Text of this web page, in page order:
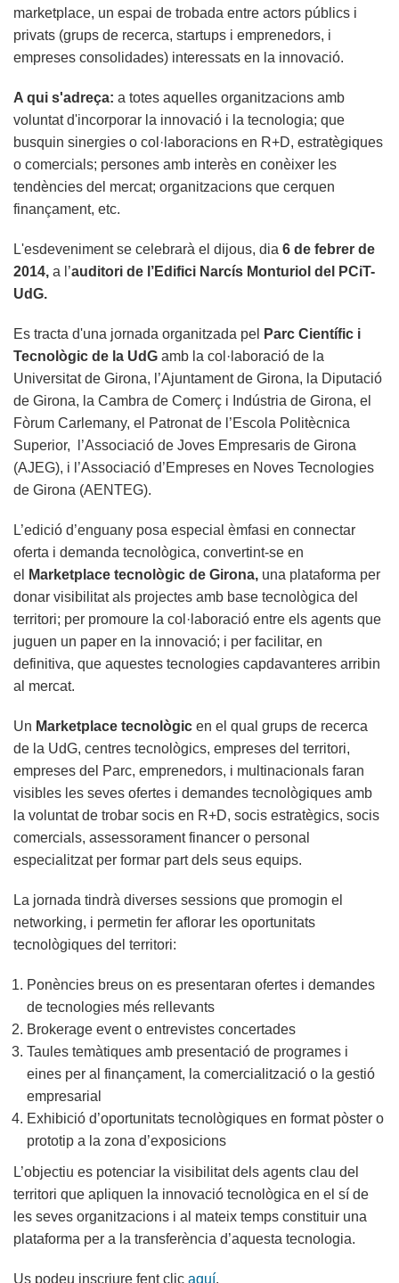
marketplace, un espai de trobada entre actors públics i
privats (grups de recerca, startups i emprenedors, i
empreses consolidades) interessats en la innovació.
A qui s'adreça: a totes aquelles organitzacions amb
voluntat d'incorporar la innovació i la tecnologia; que
busquin sinergies o col·laboracions en R+D, estratègiques
o comercials; persones amb interès en conèixer les
tendències del mercat; organitzacions que cerquen
finançament, etc.
L'esdeveniment se celebrarà el dijous, dia 6 de febrer de
2014, a l’auditori de l’Edifici Narcís Monturiol del PCiT-
UdG.
Es tracta d'una jornada organitzada pel
Parc Científic i
Tecnològic de la UdG amb la col·laboració de la
Universitat de Girona, l’Ajuntament de Girona, la Diputació
de Girona, la Cambra de Comerç i Indústria de Girona, el
Fòrum Carlemany, el Patronat de l’Escola Politècnica
Superior, l’Associació de Joves Empresaris de Girona
(AJEG), i l’Associació d’Empreses en Noves Tecnologies
de Girona (AENTEG).
L’edició d’enguany posa especial èmfasi en connectar
oferta i demanda tecnològica, convertint-se en
el
Marketplace tecnològic de Girona, una plataforma per
donar visibilitat als projectes amb base tecnològica del
territori; per promoure la col·laboració entre els agents que
juguen un paper en la innovació; i per facilitar, en
definitiva, que aquestes tecnologies capdavanteres arribin
al mercat.
Un Marketplace tecnològic en el qual grups de recerca
de la UdG, centres tecnològics, empreses del territori,
empreses del Parc, emprenedors, i multinacionals faran
visibles les seves ofertes i demandes tecnològiques amb
la voluntat de trobar socis en R+D, socis estratègics, socis
comercials, assessorament financer o personal
especialitzat per formar part dels seus equips.
La jornada tindrà diverses sessions que promogin el
networking, i permetin fer aflorar les oportunitats
tecnològiques del territori:
Ponències breus on es presentaran ofertes i demandes
de tecnologies més rellevants
Brokerage event o entrevistes concertades
Taules temàtiques amb presentació de programes i
eines per al finançament, la comercialització o la gestió
empresarial
Exhibició d’oportunitats tecnològiques en format pòster o
prototip a la zona d’exposicions
L’objectiu es potenciar la visibilitat dels agents clau del
territori que apliquen la innovació tecnològica en el sí de
les seves organitzacions i al mateix temps constituir una
plataforma per a la transferència d’aquesta tecnologia.
Us podeu inscriure fent clic aquí.